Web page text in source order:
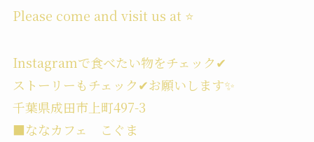
Please come and visit us at ⭐️
Instagramで食べたい物をチェック✔︎
ストーリーもチェック✔︎お願いします✨
千葉県成田市上町497-3
■ななカフェ こぐま